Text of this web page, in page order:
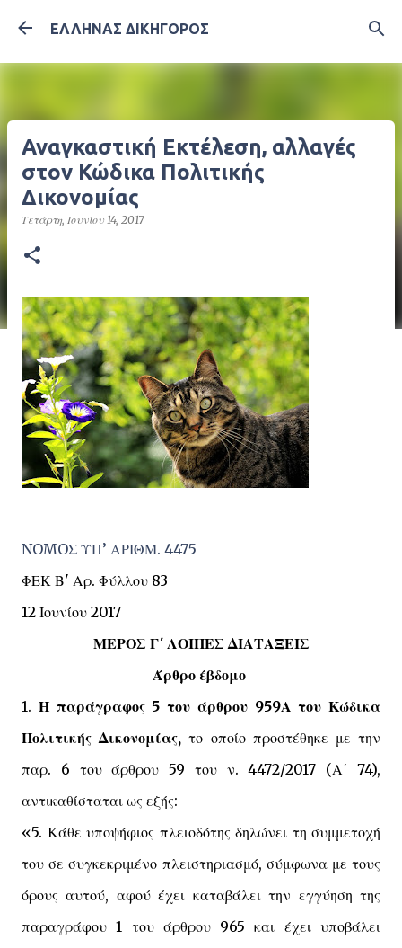
Μετάβαση στο κύριο περιεχόμενο
ΕΛΛΗΝΑΣ ΔΙΚΗΓΟΡΟΣ
Αναγκαστική Εκτέλεση, αλλαγές
στον Κώδικα Πολιτικής
Δικονομίας
Τετάρτη, Ιουνίου 14, 2017
NOMOΣ ΥΠ’ ΑΡΙΘΜ. 4475
ΦΕΚ Β' Αρ. Φύλλου 83
12 Ιουνίου 2017
ΜΕΡΟΣ Γ΄ ΛΟΙΠΕΣ ΔΙΑΤΑΞΕΙΣ
Άρθρο έβδομο
1. Η παράγραφος 5 του άρθρου 959Α του Κώδικα
Πολιτικής Δικονομίας, το οποίο προστέθηκε με την
παρ. 6 του άρθρου 59 του ν. 4472/2017 (Α΄ 74),
αντικαθίσταται ως εξής:
«5. Κάθε υποψήφιος πλειοδότης δηλώνει τη συμμετοχή
του σε συγκεκριμένο πλειστηριασμό, σύμφωνα με τους
όρους αυτού, αφού έχει καταβάλει την εγγύηση της
παραγράφου 1 του άρθρου 965 και έχει υποβάλει